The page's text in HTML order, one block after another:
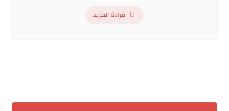
قراءة المزيد